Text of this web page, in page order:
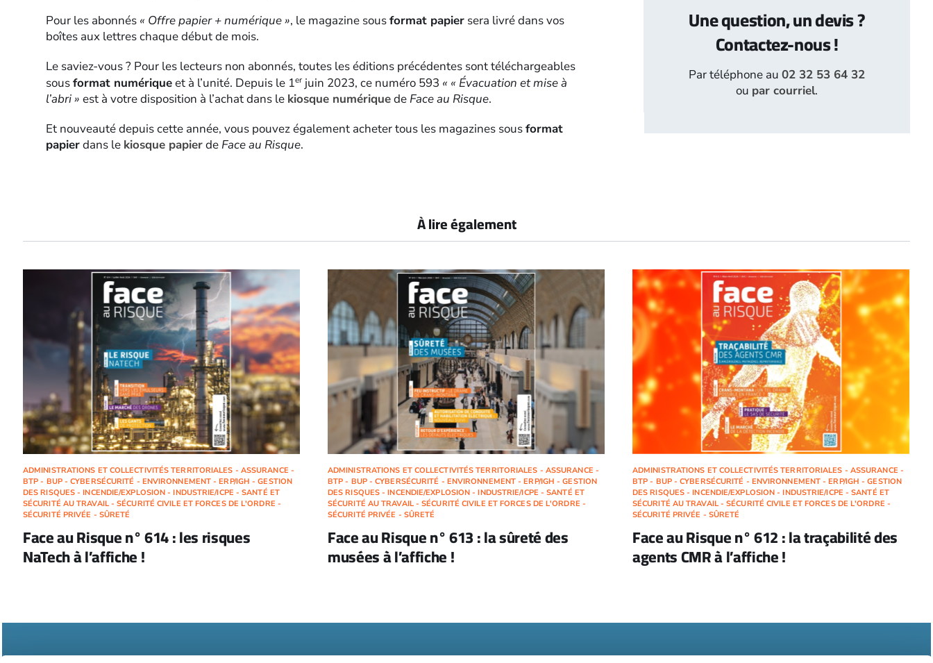
Pour les abonnés « Offre papier + numérique », le magazine sousformat papiersera livré dans vos
boîtes aux lettres chaque début de mois.
Le saviez-vous ? Pour les lecteurs non abonnés, toutes les éditions précédentes sont téléchargeables
sousformat numériqueet à l’unité. Depuis le 1erjuin 2023, ce numéro 593 « « Évacuation et mise à
l’abri » est à votre disposition à l’achat dans le kiosque numériquede Face au Risque.
Et nouveauté depuis cette année, vous pouvez également acheter tous les magazines sousformat
papierdans le kiosque papierde Face au Risque.
Une question, un devis ?
Contactez-nous !
Par téléphone au02 32 53 64 32
ou par courriel.
À lire également
ADMINISTRATIONS ET COLLECTIVITÉS TERRITORIALES - ASSURANCE -
BTP - BUP - CYBERSÉCURITÉ - ENVIRONNEMENT - ERP/IGH - GESTION
DES RISQUES - INCENDIE/EXPLOSION - INDUSTRIE/ICPE - SANTÉ ET
SÉCURITÉ AU TRAVAIL - SÉCURITÉ CIVILE ET FORCES DE L'ORDRE -
SÉCURITÉ PRIVÉE - SÛRETÉ
Face au Risque n° 614 : les risques
NaTech à l’affiche !
ADMINISTRATIONS ET COLLECTIVITÉS TERRITORIALES - ASSURANCE -
BTP - BUP - CYBERSÉCURITÉ - ENVIRONNEMENT - ERP/IGH - GESTION
DES RISQUES - INCENDIE/EXPLOSION - INDUSTRIE/ICPE - SANTÉ ET
SÉCURITÉ AU TRAVAIL - SÉCURITÉ CIVILE ET FORCES DE L'ORDRE -
SÉCURITÉ PRIVÉE - SÛRETÉ
Face au Risque n° 613 : la sûreté des
musées à l’affiche !
ADMINISTRATIONS ET COLLECTIVITÉS TERRITORIALES - ASSURANCE -
BTP - BUP - CYBERSÉCURITÉ - ENVIRONNEMENT - ERP/IGH - GESTION
DES RISQUES - INCENDIE/EXPLOSION - INDUSTRIE/ICPE - SANTÉ ET
SÉCURITÉ AU TRAVAIL - SÉCURITÉ CIVILE ET FORCES DE L'ORDRE -
SÉCURITÉ PRIVÉE - SÛRETÉ
Face au Risque n° 612 : la traçabilité des
agents CMR à l’affiche !